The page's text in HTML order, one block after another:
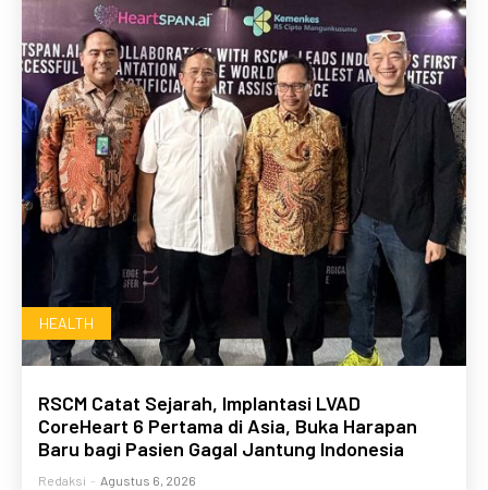
HEALTH
RSCM Catat Sejarah, Implantasi LVAD
CoreHeart 6 Pertama di Asia, Buka Harapan
Baru bagi Pasien Gagal Jantung Indonesia
Redaksi - Agustus 6, 2026